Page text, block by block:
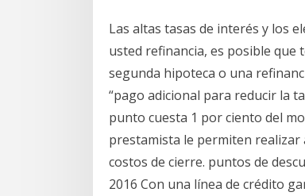
Las altas tasas de interés y los
usted refinancia, es posible
segunda hipoteca o una
“pago adicional para reducir la
punto cuesta 1 por ciento del
prestamista le permiten realizar
costos de cierre. puntos de
2016 Con una línea de crédito